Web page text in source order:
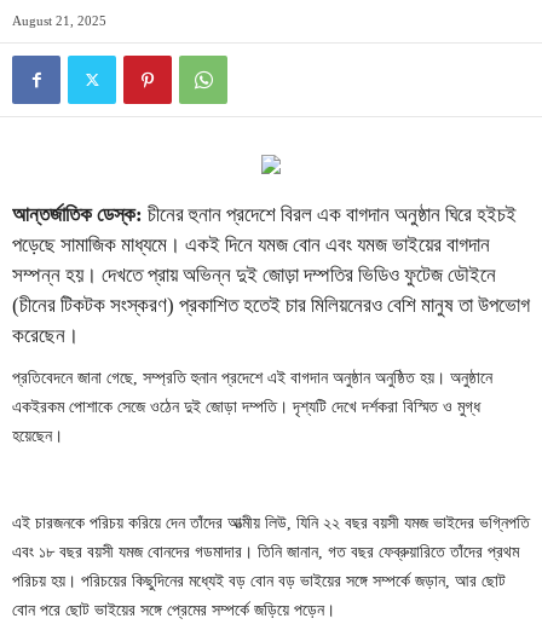
August 21, 2025
আন্তর্জাতিক ডেস্ক: চীনের হুনান প্রদেশে বিরল এক বাগদান অনুষ্ঠান ঘিরে হইচই
পড়েছে সামাজিক মাধ্যমে। একই দিনে যমজ বোন এবং যমজ ভাইয়ের বাগদান
সম্পন্ন হয়। দেখতে প্রায় অভিন্ন দুই জোড়া দম্পতির ভিডিও ফুটেজ ডৌইনে
(চীনের টিকটক সংস্করণ) প্রকাশিত হতেই চার মিলিয়নেরও বেশি মানুষ তা উপভোগ
করেছেন।
প্রতিবেদনে জানা গেছে, সম্প্রতি হুনান প্রদেশে এই বাগদান অনুষ্ঠান অনুষ্ঠিত হয়। অনুষ্ঠানে
একইরকম পোশাকে সেজে ওঠেন দুই জোড়া দম্পতি। দৃশ্যটি দেখে দর্শকরা বিস্মিত ও মুগ্ধ
হয়েছেন।
এই চারজনকে পরিচয় করিয়ে দেন তাঁদের আত্মীয় লিউ, যিনি ২২ বছর বয়সী যমজ ভাইদের ভগ্নিপতি
এবং ১৮ বছর বয়সী যমজ বোনদের গডমাদার। তিনি জানান, গত বছর ফেব্রুয়ারিতে তাঁদের প্রথম
পরিচয় হয়। পরিচয়ের কিছুদিনের মধ্যেই বড় বোন বড় ভাইয়ের সঙ্গে সম্পর্কে জড়ান, আর ছোট
বোন পরে ছোট ভাইয়ের সঙ্গে প্রেমের সম্পর্কে জড়িয়ে পড়েন।